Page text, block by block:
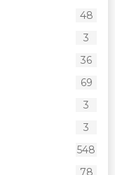
48
3
36
69
3
3
548
78